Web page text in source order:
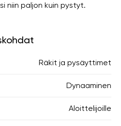
niin paljon kuin pystyt.
Räkit ja pysäyttimet
Dynaaminen
Aloittelijoille